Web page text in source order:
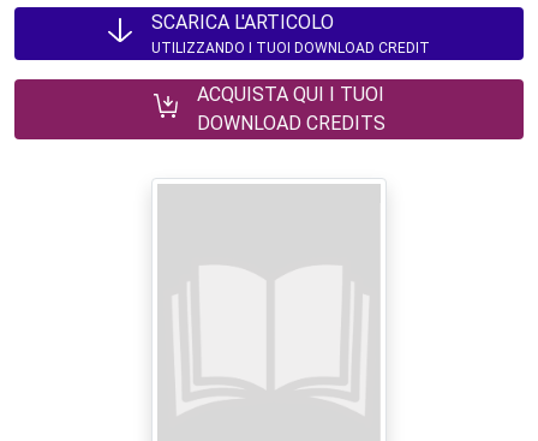
SCARICA L'ARTICOLO
UTILIZZANDO I TUOI DOWNLOAD CREDIT
ACQUISTA QUI I TUOI
DOWNLOAD CREDITS